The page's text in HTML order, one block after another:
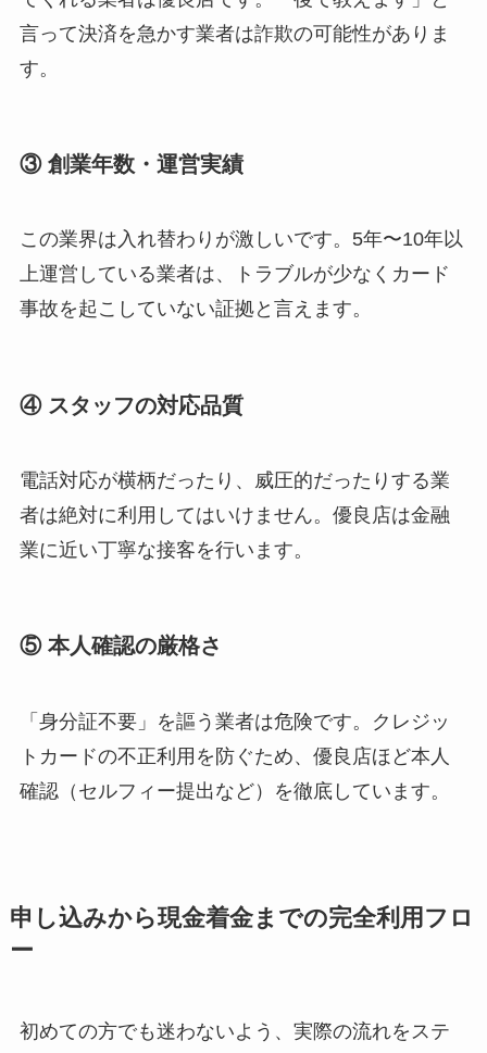
言って決済を急かす業者は詐欺の可能性がありま
す。
③ 創業年数・運営実績
この業界は入れ替わりが激しいです。5年〜10年以
上運営している業者は、トラブルが少なくカード
事故を起こしていない証拠と言えます。
④ スタッフの対応品質
電話対応が横柄だったり、威圧的だったりする業
者は絶対に利用してはいけません。優良店は金融
業に近い丁寧な接客を行います。
⑤ 本人確認の厳格さ
「身分証不要」を謳う業者は危険です。クレジッ
トカードの不正利用を防ぐため、優良店ほど本人
確認（セルフィー提出など）を徹底しています。
申し込みから現金着金までの完全利用フロ
ー
初めての方でも迷わないよう、実際の流れをステ